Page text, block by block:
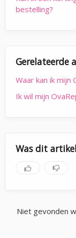
bestelling?
Gerelateerde
Waar kan ik mijn
Ik wil mijn
Was dit
Niet gevonden